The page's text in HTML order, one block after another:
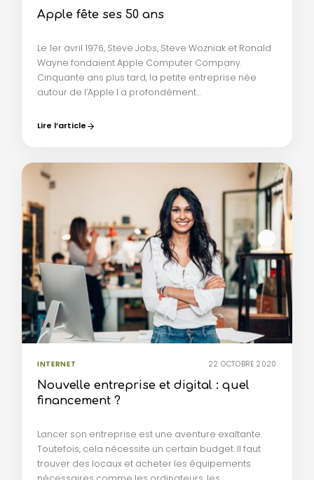
Apple fête ses 50 ans
Le 1er avril 1976, Steve Jobs, Steve Wozniak et Ronald
Wayne fondaient Apple Computer Company.
Cinquante ans plus tard, la petite entreprise née
autour de l’Apple I a profondément…
Lire l’article
INTERNET 22 OCTOBRE 2020
Nouvelle entreprise et digital : quel
financement ?
Lancer son entreprise est une aventure exaltante.
Toutefois, cela nécessite un certain budget. Il faut
trouver des locaux et acheter les équipements